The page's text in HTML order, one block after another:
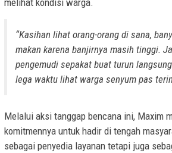
melihat kondisi warga.
“Kasihan lihat orang-orang di sana,
makan karena banjirnya masih tinggi.
pengemudi sepakat buat turun
lega waktu lihat warga senyum pas
Melalui aksi tanggap bencana ini, Maxim
komitmennya untuk hadir di tengah
sebagai penyedia layanan tetapi juga